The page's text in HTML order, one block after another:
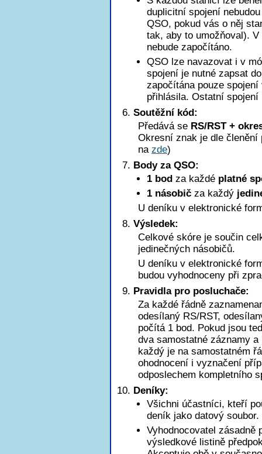
duplicitní spojení
QSO, pokud vás o něj
tak, aby to umožňoval).
nebude započítáno.
QSO lze navazovat i v
spojení je nutné zapsat
započítána pouze
přihlásila. Ostatní spojení
Soutěžní kód:
Předává se RS/RST +
Okresní znak je dle členění
na zde)
Body za QSO:
1 bod za každé platné
1 násobič za každý
U deníku v elektronické
Výsledek:
Celkové skóre je součin
jedinečných násobičů.
U deníku v elektronické
budou vyhodnoceny při
Pravidla pro posluchače:
Za každé řádně
odesílaný RS/RST,
počítá 1 bod. Pokud jsou
dva samostatné záznamy
každý je na samostatném
ohodnocení i vyznačení
odposlechem kompletního
Deníky:
Všichni účastníci, kteří
deník jako datový soubor.
Vyhodnocovatel zásadně
výsledkové listině